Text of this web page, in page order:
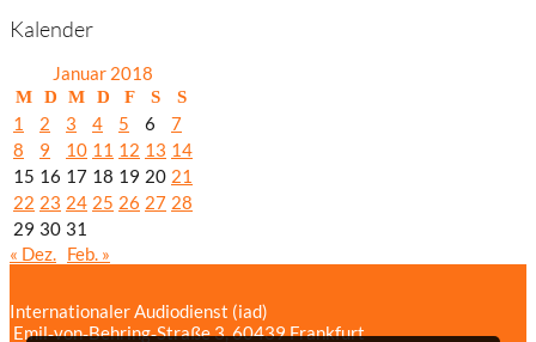
Kalender
Januar 2018
M D M D F S S
1 2 3 4 5 6
7
8
9 10 11 12 13 14
15 16 17 18 19 20 21
22 23 24 25 26 27 28
29 30 31
« Dez. Feb. »
Internationaler Audiodienst (iad)
Emil‑von‑Behring‑Straße 3, 60439 Frankfurt